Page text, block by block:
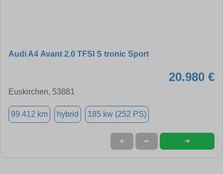
Audi A4 Avant 2.0 TFSI S tronic Sport
20.980 €
Euskirchen, 53881
99.412 km hybrid 185 kw (252 PS)
★ ➦ ➜